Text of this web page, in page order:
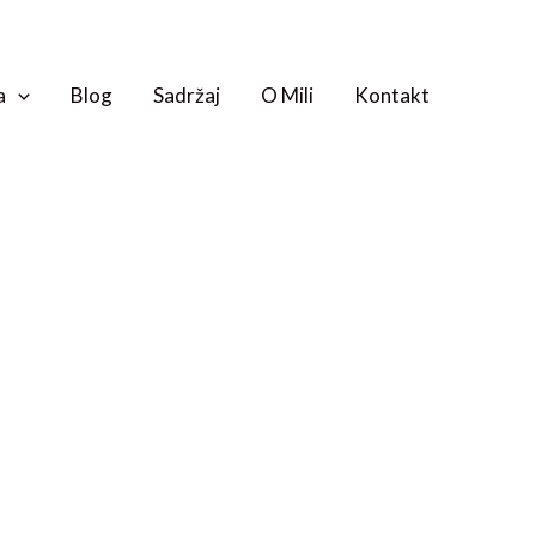
Blog Sadržaj O Mili Kontakt